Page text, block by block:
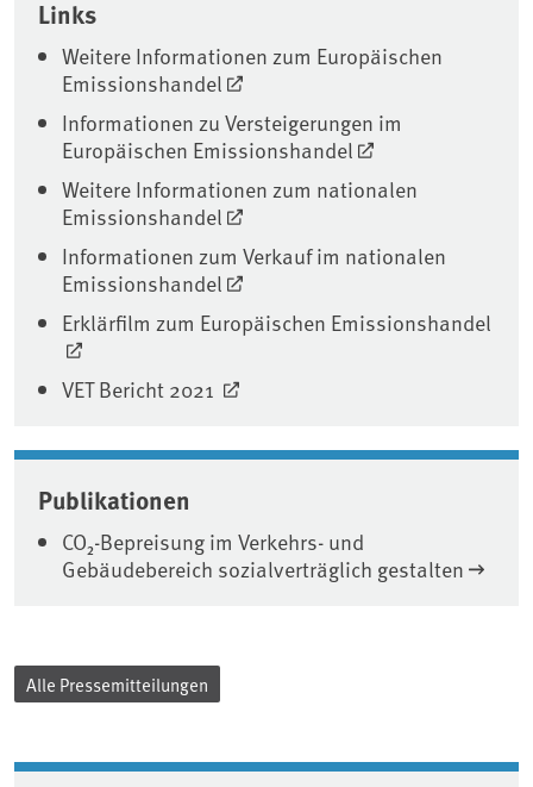
Links
Weitere Informationen zum Europäischen
Emissionshandel
Informationen zu Versteigerungen im
Europäischen Emissionshandel
Weitere Informationen zum nationalen
Emissionshandel
Informationen zum Verkauf im nationalen
Emissionshandel
Erklärfilm zum Europäischen Emissionshandel
VET Bericht 2021
Publikationen
CO₂-Bepreisung im Verkehrs- und
Gebäudebereich sozialverträglich gestalten
Alle Pressemitteilungen